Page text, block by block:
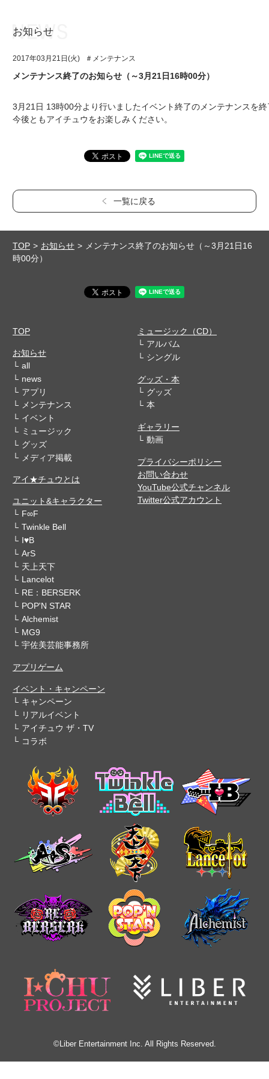
アプリゲーム
グッズ・本
ギャラリー
ユニット&キャラクター
イベント・キャンペーン
ミュージック
グッズ・本
お知らせ
2017年03月21日(火) ＃メンテナンス
メンテナンス終了のお知らせ（～3月21日16時00分）
3月21日 13時00分より行いましたイベント終了のメンテナンスを
今後ともアイチュウをお楽しみください。
一覧に戻る
TOP お知らせ
メンテナンス終了のお知らせ（～3月21日16
時00分）
TOP
お知らせ
all
news
アプリ
メンテナンス
イベント
ミュージック
グッズ
メディア掲載
アイ★チュウとは
ユニット&キャラクター
F∞F
Twinkle Bell
I♥B
ArS
天上天下
Lancelot
RE：BERSERK
POP'N STAR
Alchemist
MG9
宇佐美芸能事務所
アプリゲーム
イベント・キャンペーン
キャンペーン
リアルイベント
アイチュウ ザ・TV
コラボ
ミュージック（CD）
アルバム
シングル
グッズ・本
グッズ
本
ギャラリー
動画
プライバシーポリシー
お問い合わせ
YouTube公式チャンネル
Twitter公式アカウント
©Liber Entertainment Inc. All Rights Reserved.